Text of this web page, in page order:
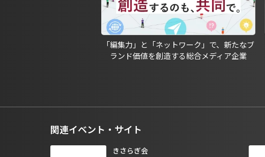
「編集力」と「ネットワーク」で、新たなブ
ランド価値を創造する総合メディア企業
関連イベント・サイト
きさらぎ会